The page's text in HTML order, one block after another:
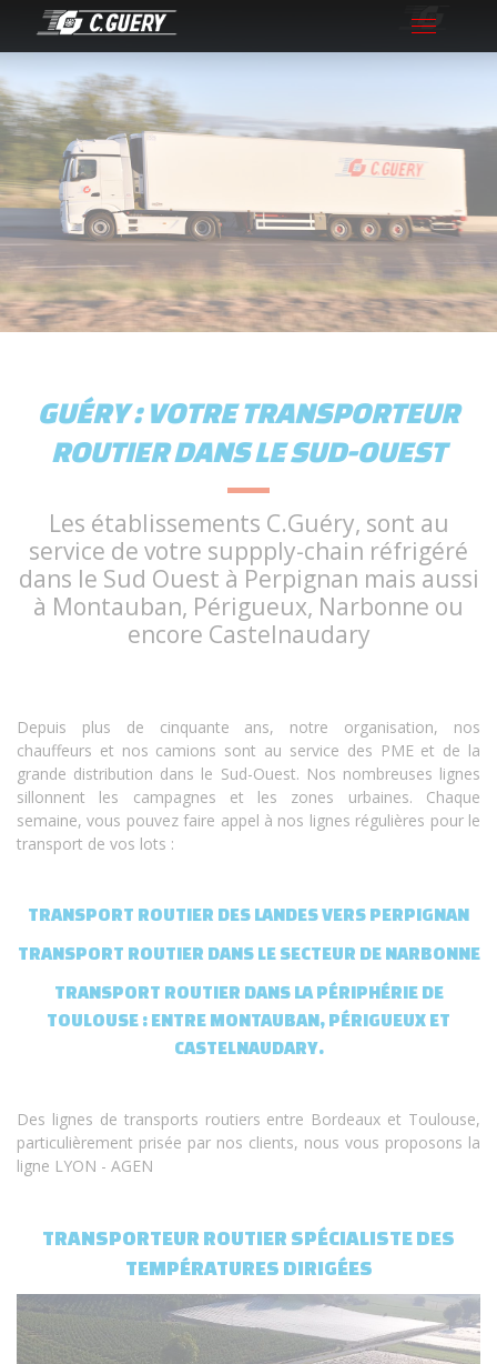
Toggle
navigation
GUÉRY : VOTRE TRANSPORTEUR
ROUTIER DANS LE SUD-OUEST
Les établissements C.Guéry, sont au
service de votre suppply-chain réfrigéré
dans le Sud Ouest à Perpignan mais aussi
à Montauban, Périgueux, Narbonne ou
encore Castelnaudary
Depuis plus de cinquante ans, notre organisation, nos
chauffeurs et nos camions sont au service des PME et de la
grande distribution dans le Sud-Ouest. Nos nombreuses lignes
sillonnent les campagnes et les zones urbaines. Chaque
semaine, vous pouvez faire appel à nos lignes régulières pour le
transport de vos lots :
TRANSPORT ROUTIER DES LANDES VERS PERPIGNAN
TRANSPORT ROUTIER DANS LE SECTEUR DE NARBONNE
TRANSPORT ROUTIER DANS LA PÉRIPHÉRIE DE
TOULOUSE : ENTRE MONTAUBAN, PÉRIGUEUX ET
CASTELNAUDARY.
Des lignes de transports routiers entre Bordeaux et Toulouse,
particulièrement prisée par nos clients, nous vous proposons la
ligne LYON - AGEN
TRANSPORTEUR ROUTIER SPÉCIALISTE DES
TEMPÉRATURES DIRIGÉES